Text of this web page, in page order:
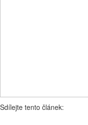
Sdílejte tento článek: